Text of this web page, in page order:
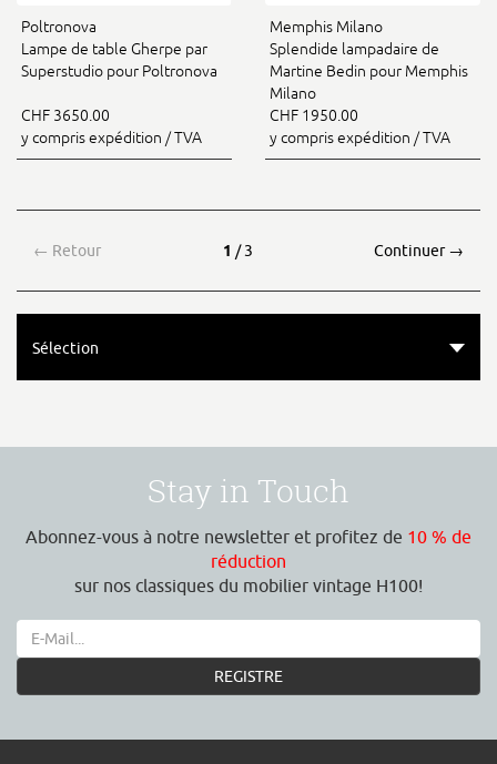
Poltronova
Lampe de table Gherpe par
Superstudio pour Poltronova
CHF 3650.00
y compris expédition / TVA
Memphis Milano
Splendide lampadaire de
Martine Bedin pour Memphis
Milano
CHF 1950.00
y compris expédition / TVA
← Retour 1 / 3 Continuer→
Sélection
Stay in Touch
Abonnez-vous à notre newsletter et profitez de 10 % de
réduction
sur nos classiques du mobilier vintage H100!
REGISTRE